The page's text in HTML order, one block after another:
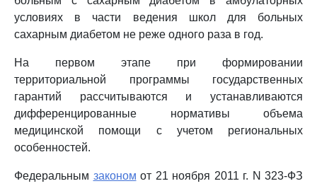
условиях в части ведения школ для больных
сахарным диабетом не реже одного раза в год.
На первом этапе при формировании
территориальной программы государственных
гарантий рассчитываются и устанавливаются
дифференцированные нормативы объема
медицинской помощи с учетом региональных
особенностей.
Федеральным законом от 21 ноября 2011 г. N 323-ФЗ